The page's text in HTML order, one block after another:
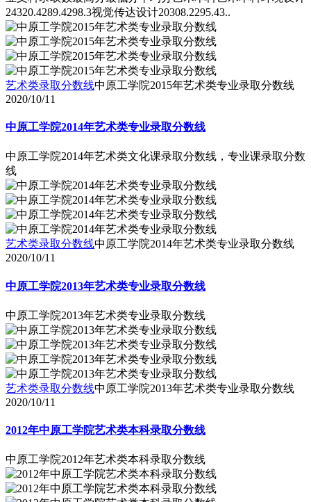
24320.4289.4298.3视觉传达设计20308.2295.43..
艺术类录取分数线中原工学院2015年艺术类专业录取分数线
2020/10/11
中原工学院2014年艺术类专业录取分数线
中原工学院2014年艺术类文化课录取分数线，专业课录取分数
线
艺术类录取分数线中原工学院2014年艺术类专业录取分数线
2020/10/11
中原工学院2013年艺术类专业录取分数线
中原工学院2013年艺术类专业录取分数线
艺术类录取分数线中原工学院2013年艺术类专业录取分数线
2020/10/11
2012年中原工学院艺术类本科录取分数线
中原工学院2012年艺术类本科录取分数线